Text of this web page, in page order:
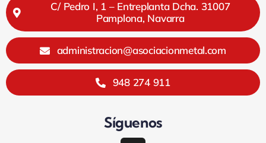
C/ Pedro I, 1 – Entreplanta Dcha. 31007
Pamplona, Navarra
administracion@asociacionmetal.com
948 274 911
Síguenos